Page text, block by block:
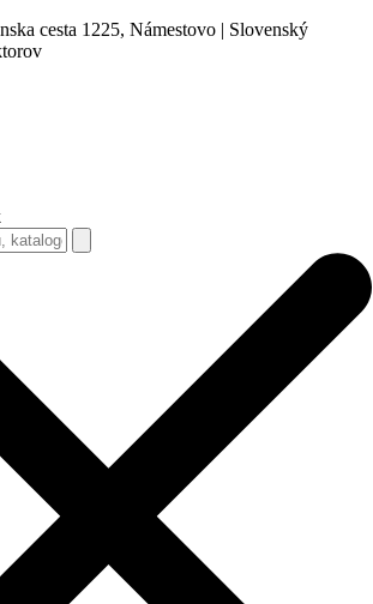
cesta 1225, Námestovo | Slovenský